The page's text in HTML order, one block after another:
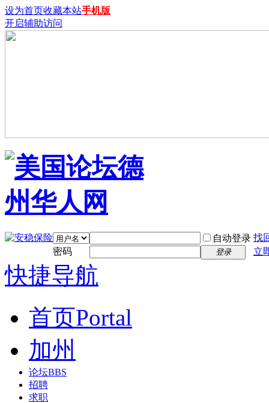
设为首页收藏本站手机版
开启辅助访问
自动登录 找
密码
登录 立
快捷导航
首页Portal
加州
论坛BBS
招聘
求职